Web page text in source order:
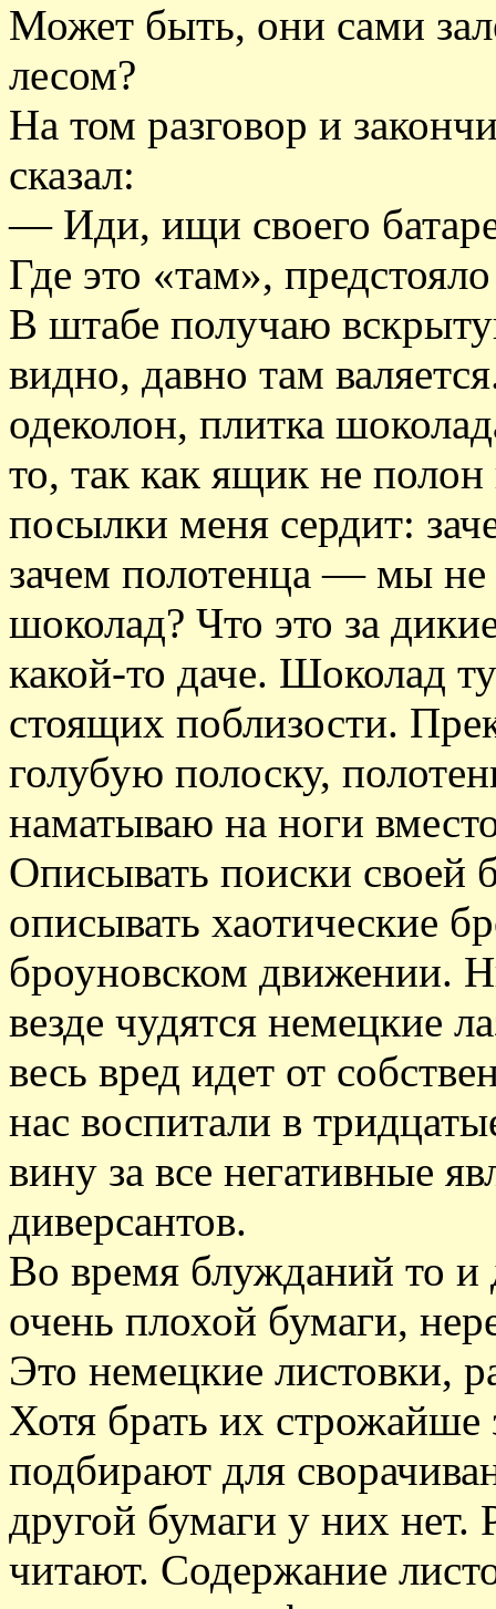
Может быть, они сами
лесом?
На том разговор и
сказал:
— Иди, ищи своего
Где это «там»,
В штабе получаю
видно, давно там
одеколон, плитка
то, так как ящик не
посылки меня сердит:
зачем полотенца — мы не
шоколад? Что это за
какой-то даче. Шоколад
стоящих поблизости.
голубую полоску,
наматываю на ноги
Описывать поиски своей
описывать хаотические
броуновском движении.
везде чудятся немецкие
весь вред идет от
нас воспитали в
вину за все негативные
диверсантов.
Во время блужданий то и
очень плохой бумаги,
Это немецкие листовки,
Хотя брать их
подбирают для
другой бумаги у них нет.
читают. Содержание